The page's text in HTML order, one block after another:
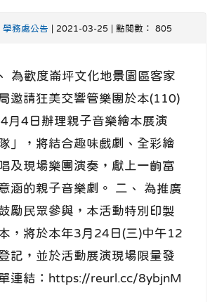
學務處公告 | 2021-03-25 | 點閱數： 805
為歡度崙坪文化地景園區客家
邀請狂美交響管樂團於本(110)
月4日辦理親子音樂繪本展演
」，將結合趣味戲劇、全彩繪
及現場樂團演奏，獻上一齣富
涵的親子音樂劇。 二、 為推廣
勵民眾參與，本活動特別印製
，將於本年3月24日(三)中午12
記，並於活動展演現場限量發
連結：https://reurl.cc/8ybjnM